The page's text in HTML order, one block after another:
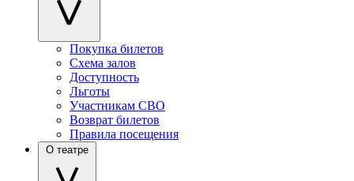
Покупка билетов
Схема залов
Доступность
Льготы
Участникам СВО
Возврат билетов
Правила посещения
О театре